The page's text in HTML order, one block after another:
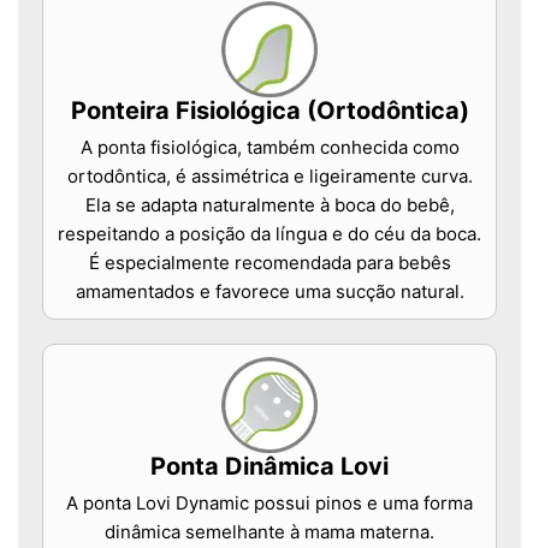
Ponteira Fisiológica (Ortodôntica)
A ponta fisiológica, também conhecida como
ortodôntica, é assimétrica e ligeiramente curva.
Ela se adapta naturalmente à boca do bebê,
respeitando a posição da língua e do céu da boca.
É especialmente recomendada para bebês
amamentados e favorece uma sucção natural.
Ponta Dinâmica Lovi
A ponta Lovi Dynamic possui pinos e uma forma
dinâmica semelhante à mama materna.